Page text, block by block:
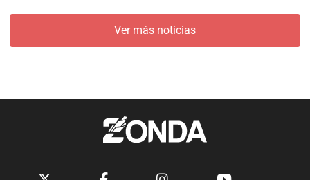
Ver más noticias